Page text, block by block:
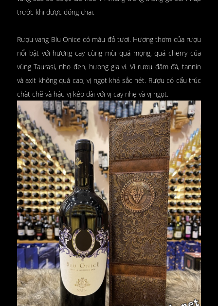
trước khi được đóng chai.
Rượu vang Blu Onice có màu đỏ tươi. Hương thơm của rượu
nổi bật với hương cay cùng mùi quả mọng, quả cherry của
vùng Taurasi, nho đen, hương gia vị. Vị rượu đậm đà, tannin
và axit không quá cao, vị ngọt khá sắc nét. Rượu có cấu trúc
chặt chẽ và hậu vị kéo dài với vị cay nhẹ và vị ngọt.